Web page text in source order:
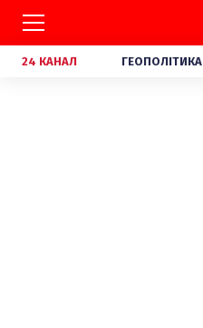
24 КАНАЛ ГЕОПОЛІТИКА